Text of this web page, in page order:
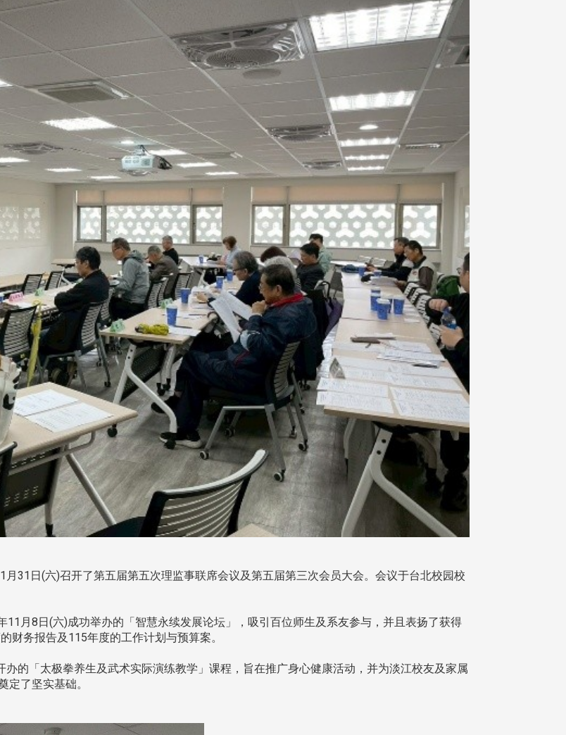
31日(六)召开了第五届第五次理监事联席会议及第五届第三次会员大会。会议于台北校园校
月8日(六)成功举办的「智慧永续发展论坛」，吸引百位师生及系友参与，并且表扬了获得
财务报告及115年度的工作计划与预算案。
的「太极拳养生及武术实际演练教学」课程，旨在推广身心健康活动，并为淡江校友及家属
了坚实基础。